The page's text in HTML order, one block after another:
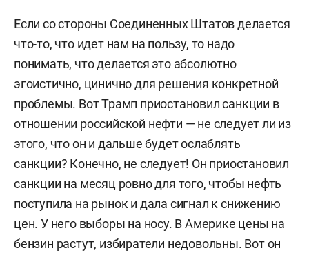
Если со стороны Соединенных Штатов делается
что-то, что идет нам на пользу, то надо
понимать, что делается это абсолютно
эгоистично, цинично для решения конкретной
проблемы. Вот Трамп приостановил санкции в
отношении российской нефти — не следует ли из
этого, что он и дальше будет ослаблять
санкции? Конечно, не следует! Он приостановил
санкции на месяц ровно для того, чтобы нефть
поступила на рынок и дала сигнал к снижению
цен. У него выборы на носу. В Америке цены на
бензин растут, избиратели недовольны. Вот он